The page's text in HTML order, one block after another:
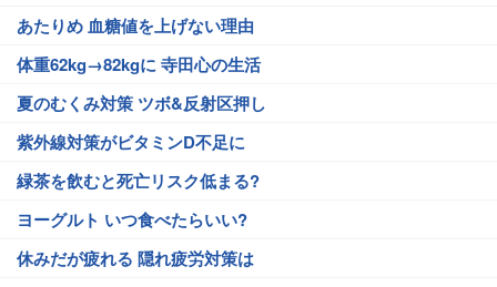
あたりめ 血糖値を上げない理由
体重62kg→82kgに 寺田心の生活
夏のむくみ対策 ツボ&反射区押し
紫外線対策がビタミンD不足に
緑茶を飲むと死亡リスク低まる?
ヨーグルト いつ食べたらいい?
休みだが疲れる 隠れ疲労対策は